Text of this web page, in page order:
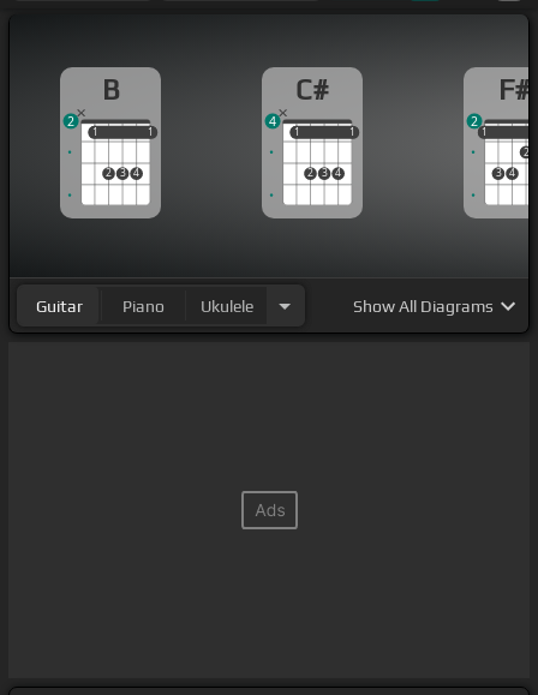
digo que de insomnio me van[B]a
que los doctores se preguntan
me van a ayudar,
que eres la cura perfecta para
enfermedad.
B
1
2 3 4
1
1 1
2
C#
1
2 3 4
1
1 1
4
F#
1
3 4
2
1
2
Guitar Piano Ukulele ShowAll Diagrams